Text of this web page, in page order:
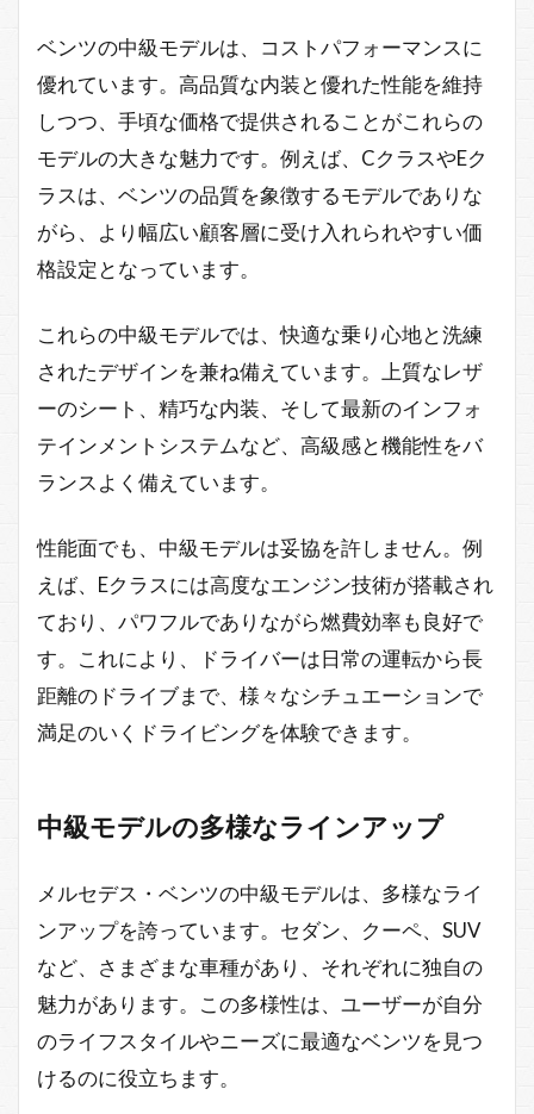
ベンツの中級モデルは、コストパフォーマンスに
優れています。高品質な内装と優れた性能を維持
しつつ、手頃な価格で提供されることがこれらの
モデルの大きな魅力です。例えば、CクラスやEク
ラスは、ベンツの品質を象徴するモデルでありな
がら、より幅広い顧客層に受け入れられやすい価
格設定となっています。
これらの中級モデルでは、快適な乗り心地と洗練
されたデザインを兼ね備えています。上質なレザ
ーのシート、精巧な内装、そして最新のインフォ
テインメントシステムなど、高級感と機能性をバ
ランスよく備えています。
性能面でも、中級モデルは妥協を許しません。例
えば、Eクラスには高度なエンジン技術が搭載され
ており、パワフルでありながら燃費効率も良好で
す。これにより、ドライバーは日常の運転から長
距離のドライブまで、様々なシチュエーションで
満足のいくドライビングを体験できます。
中級モデルの多様なラインアップ
メルセデス・ベンツの中級モデルは、多様なライ
ンアップを誇っています。セダン、クーペ、SUV
など、さまざまな車種があり、それぞれに独自の
魅力があります。この多様性は、ユーザーが自分
のライフスタイルやニーズに最適なベンツを見つ
けるのに役立ちます。